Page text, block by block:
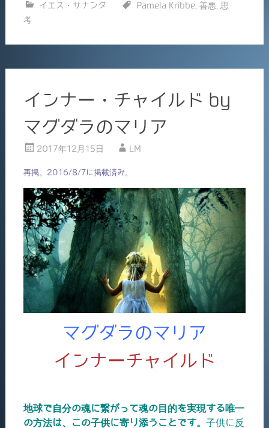
e
o
o
k
l
イエス・サナンダ Pamela Kribbe, 善悪
思
考
インナー・チャイルド by
マグダラのマリア
2017年12月15日 LM
再掲。2016/8/7に掲載済み。
マグダラのマリア
インナーチャイルド
地球で自分の魂に繋がって魂の目的を実現する唯一
の方法は、この子供に寄り添うことです。 子供に反